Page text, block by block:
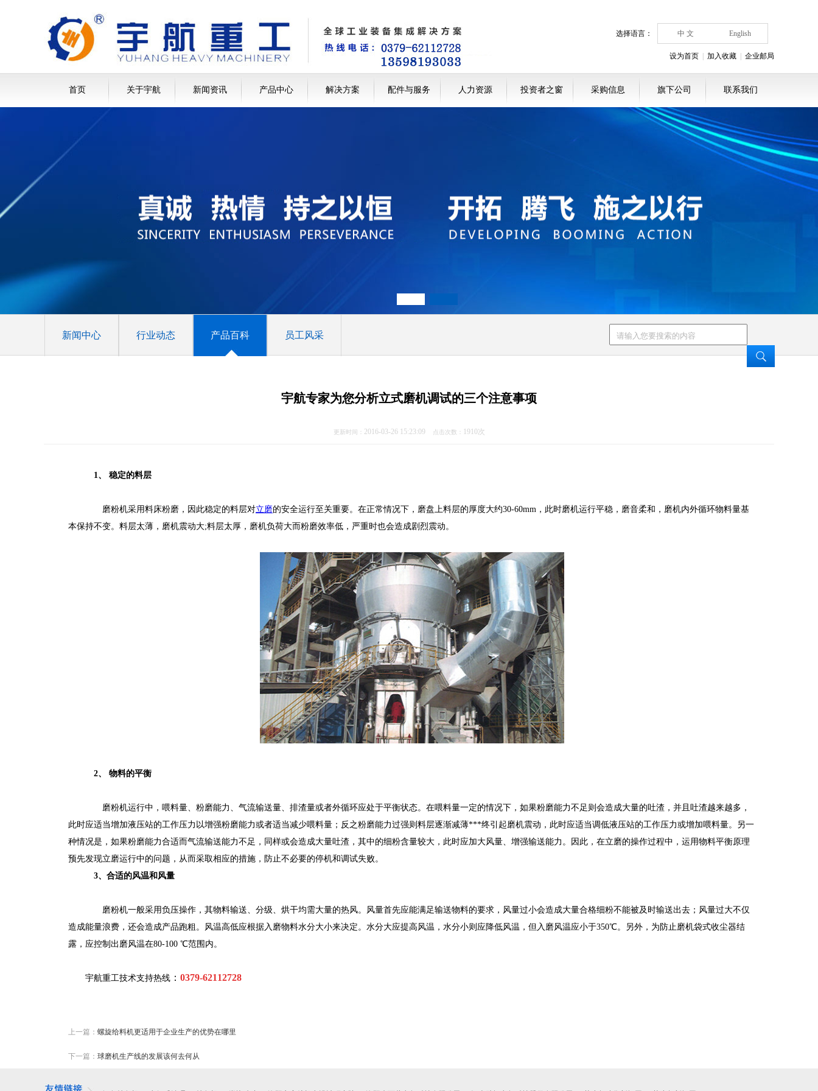
选择语言： 中 文 English
设为首页 加入收藏 企业邮局
首页 关于宇航 新闻资讯 产品中心 解决方案 配件与服务 人力资源 投资者之窗 采购信息 旗下公司 联系我们
新闻中心 行业动态 产品百科 员工风采
宇航专家为您分析立式磨机调试的三个注意事项
更新时间： 2016-03-26 15:23:09 点击次数： 1910次
1、 稳定的料层
磨粉机采用料床粉磨，因此稳定的料层对立磨的安全运行至关重要。在正常情况下，磨盘上料层的厚度大约30-60mm ，此时磨机运行平稳，磨音柔和，磨机内外循环物料量基
本保持不变。料层太薄，磨机震动大;料层太厚，磨机负荷大而粉磨效率低，严重时也会造成剧烈震动。
2、 物料的平衡
磨粉机运行中，喂料量、粉磨能力、气流输送量、排渣量或者外循环应处于平衡状态。在喂料量一定的情况下，如果粉磨能力不足则会造成大量的吐渣，并且吐渣越来越多，
此时应适当增加液压站的工作压力以增强粉磨能力或者适当减少喂料量；反之粉磨能力过强则料层逐渐减薄***终引起磨机震动，此时应适当调低液压站的工作压力或增加喂料量。另一
种情况是，如果粉磨能力合适而气流输送能力不足，同样或会造成大量吐渣，其中的细粉含量较大，此时应加大风量、增强输送能力。因此，在立磨的操作过程中，运用物料平衡原理
预先发现立磨运行中的问题，从而采取相应的措施，防止不必要的停机和调试失败。
3、合适的风温和风量
磨粉机一般采用负压操作，其物料输送、分级、烘干均需大量的热风。风量首先应能满足输送物料的要求，风量过小会造成大量合格细粉不能被及时输送出去；风量过大不仅
造成能量浪费，还会造成产品跑粗。风温高低应根据入磨物料水分大小来决定。水分大应提高风温，水分小则应降低风温，但入磨风温应小于350℃。另外，为防止磨机袋式收尘器结
露，应控制出磨风温在80-100 ℃范围内。
宇航重工技术支持热线 ： 0379-62112728
上一篇： 螺旋给料机更适用于企业生产的优势在哪里
下一篇： 球磨机生产线的发展该何去何从